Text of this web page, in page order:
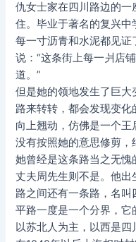
仇女士家在四川路边的
住。毕业于著名的复兴
每一寸沥青和水泥都见
说：“这条街上每一爿店
道。”
但是她的领地发生了巨大
路来转转，都会发现变
向上翘动，仿佛是一个
没有按照她的意思修剪，
她曾经是这条路当之无
丈夫周先生则不是。他
路之间还有一条路，名
平路一度是一个分界，它
以苏北人为主，以西是四